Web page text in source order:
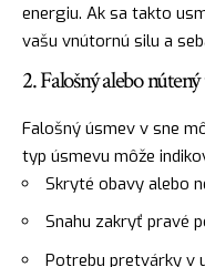
energiu. Ak sa takto
vašu vnútornú silu a
2. Falošný alebo
Falošný úsmev v sne
typ úsmevu môže
Skryté obavy alebo
Snahu zakryť pravé
Potrebu pretvárky v